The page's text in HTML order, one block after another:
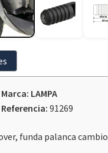
Marca: LAMPA
Referencia:91269
funda palanca cambio